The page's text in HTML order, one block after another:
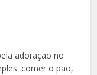
adoração no
comer o pão,